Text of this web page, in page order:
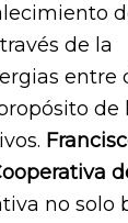
de la
entre
de
no solo